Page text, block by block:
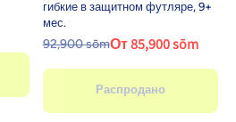
гибкие в защитном футляре, 9+
мес.
92,900 sōmОт 85,900 sōm
Распродано